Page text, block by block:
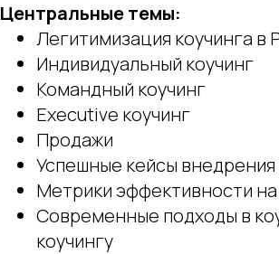
Центральные темы:
Легитимизация коучинга в
Индивидуальный коучинг
Командный коучинг
Executive коучинг
Продажи
Успешные кейсы внедрения
Метрики эффективности
Современные подходы в
коучингу